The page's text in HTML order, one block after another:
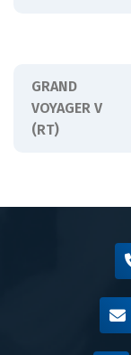
GRAND
VOYAGER V
(RT)